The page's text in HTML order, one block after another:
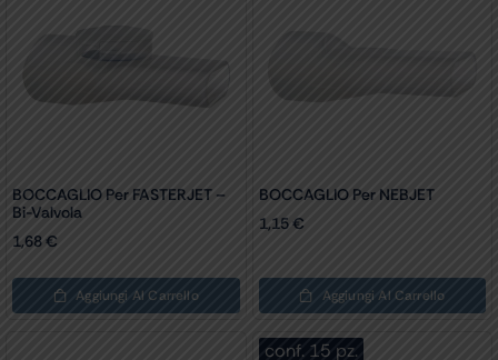
BOCCAGLIO Per FASTERJET –
Bi-Valvola
1,68€
Aggiungi Al Carrello
BOCCAGLIO Per NEBJET
1,15€
Aggiungi Al Carrello
conf. 15 pz.